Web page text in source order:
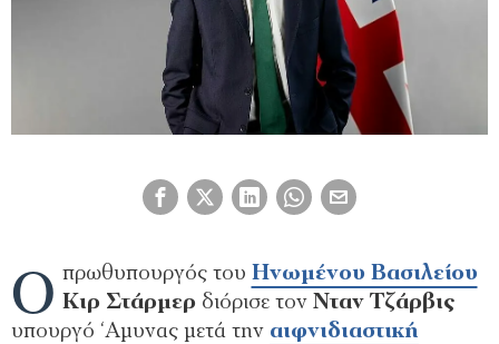
Ο πρωθυπουργός του Ηνωμένου Βασιλείου
Κιρ Στάρμερ διόρισε τον Νταν Τζάρβις
υπουργό ‘Αμυνας μετά την αιφνιδιαστική